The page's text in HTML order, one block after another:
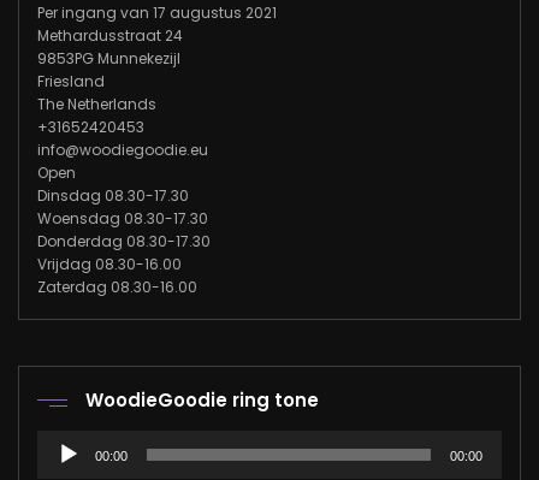
Per ingang van 17 augustus 2021
Methardusstraat 24
9853PG Munnekezijl
Friesland
The Netherlands
+31652420453
info@woodiegoodie.eu
Open
Dinsdag 08.30-17.30
Woensdag 08.30-17.30
Donderdag 08.30-17.30
Vrijdag 08.30-16.00
Zaterdag 08.30-16.00
WoodieGoodie ring tone
Audiospeler
00:00 00:00